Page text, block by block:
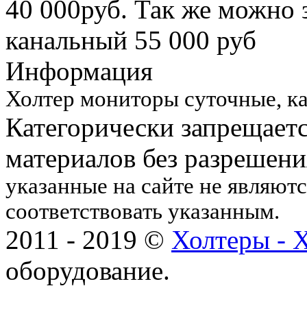
40 000руб. Так же можно
канальный 55 000 руб
Информация
Холтер мониторы суточные,
Категорически
материалов без
указанные на сайте не
соответствовать указанным.
2011 - 2019 © Холтеры -
оборудование.